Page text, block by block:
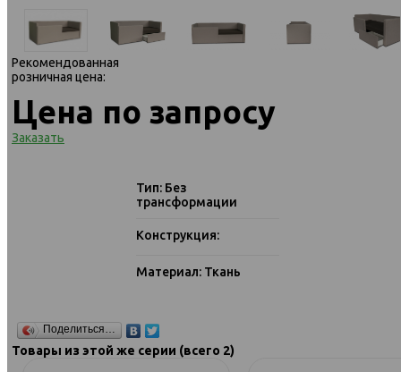
Рекомендованная
розничная цена:
Цена по запросу
Заказать
Тип: Без
трансформации
Конструкция:
Материал: Ткань
Поделиться…
Товары из этой же серии (всего 2)